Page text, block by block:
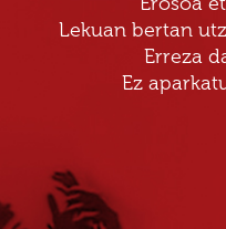
Lekuan bertan
Erreza
Ez